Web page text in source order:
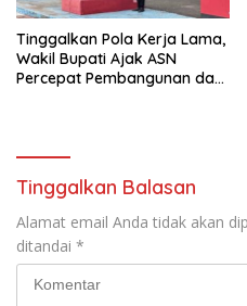
Tinggalkan Pola Kerja Lama,
Wakil Bupati Ajak ASN
Percepat Pembangunan dan
Tinggalkan Balasan
Alamat email Anda tidak akan
ditandai *